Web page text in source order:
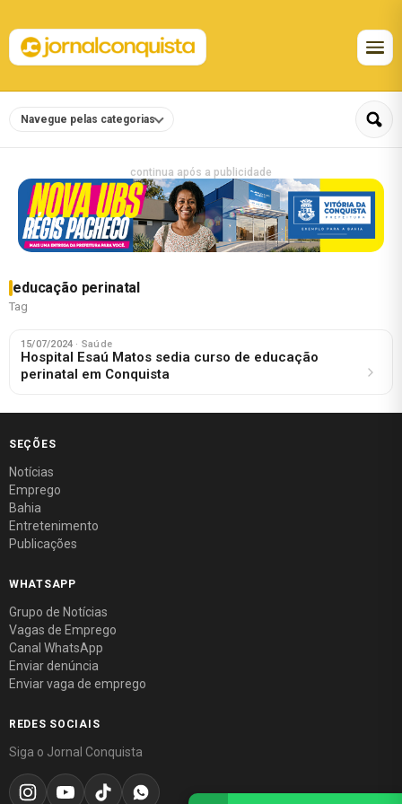
Navegue pelas categorias
continua após a publicidade
educação perinatal
Tag
15/07/2024 · Saúde
Hospital Esaú Matos sedia curso de educação
perinatal em Conquista
SEÇÕES
Notícias
Emprego
Bahia
Entretenimento
Publicações
WHATSAPP
Grupo de Notícias
Vagas de Emprego
Canal WhatsApp
Enviar denúncia
Enviar vaga de emprego
REDES SOCIAIS
Siga o Jornal Conquista